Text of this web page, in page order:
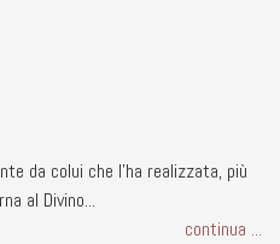
da colui che l'ha realizzata, più
al Divino...
continua ...